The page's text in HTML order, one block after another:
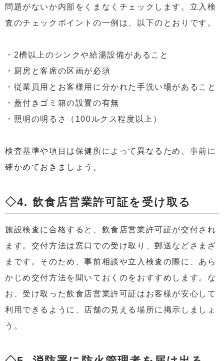
問題がないか内部をくまなくチェックします。立入検
査のチェックポイントの一例は、以下のとおりです。
・2槽以上のシンクや給湯設備があること
・厨房と客席の区画が必須
・従業員用とお客様用に分かれた手洗い場があること
・蓋付きゴミ箱の設置の有無
・照明の明るさ（100ルクス程度以上）
検査基準や項目は保健所によって異なるため、事前に
確かめておきましょう。
◇4. 飲食店営業許可証を受け取る
施設検査に合格すると、飲食店営業許可証が交付され
ます。交付方法は窓口での受け取り、郵送などさまざ
まです。そのため、事前相談や立入検査の際に、あら
かじめ交付方法を聞いておくのをおすすめします。な
お、受け取った飲食店営業許可証はお客様が安心して
利用できるように、店舗の見える場所に掲示しましょ
う。